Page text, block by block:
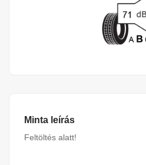
Minta leírás
Feltöltés alatt!